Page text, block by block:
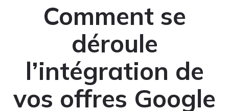
Comment se
déroule
l’intégration de
vos offres Google